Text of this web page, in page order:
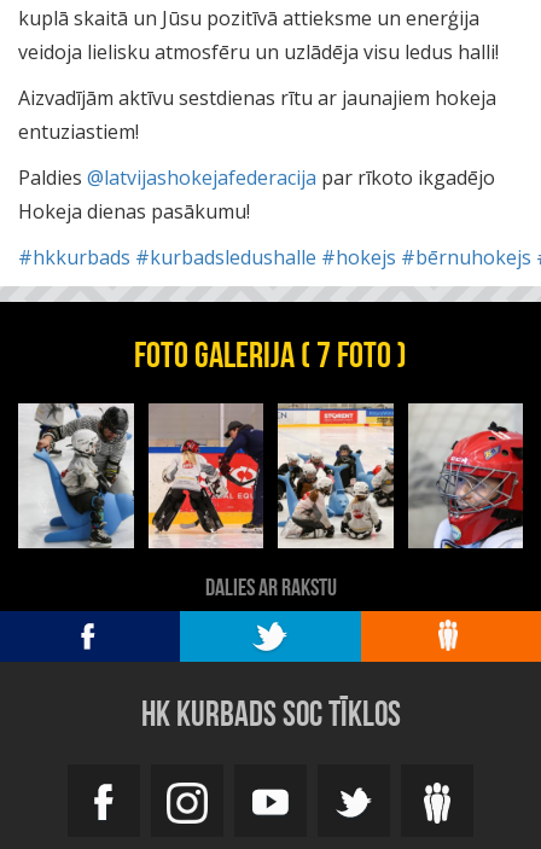
kuplā skaitā un Jūsu pozitīvā attieksme un enerģija
veidoja lielisku atmosfēru un uzlādēja visu ledus halli!
Aizvadījām aktīvu sestdienas rītu ar jaunajiem hokeja
entuziastiem!
Paldies @latvijashokejafederacija par rīkoto ikgadējo
Hokeja dienas pasākumu!
#hkkurbads #kurbadsledushalle #hokejs #bērnuhokejs
FOTO GALERIJA ( 7 FOTO )
DALIES AR RAKSTU
HK KURBADS SOC TĪKLOS